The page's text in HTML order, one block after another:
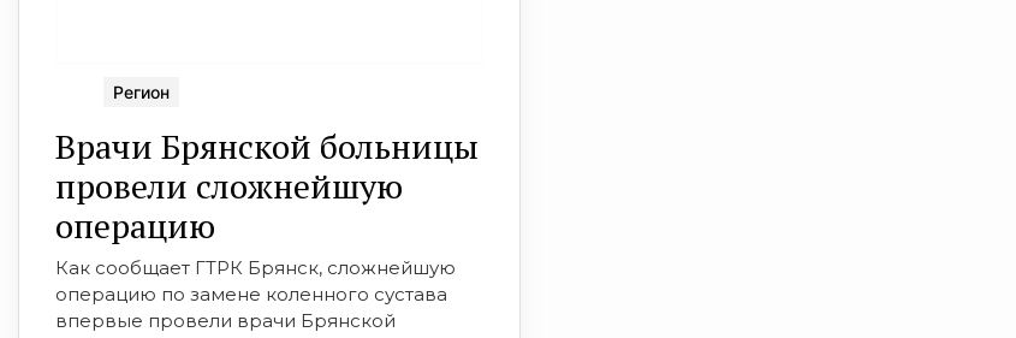
Регион
Врачи Брянской больницы
провели сложнейшую
операцию
Как сообщает ГТРК Брянск, сложнейшую
операцию по замене коленного сустава
впервые провели врачи Брянской